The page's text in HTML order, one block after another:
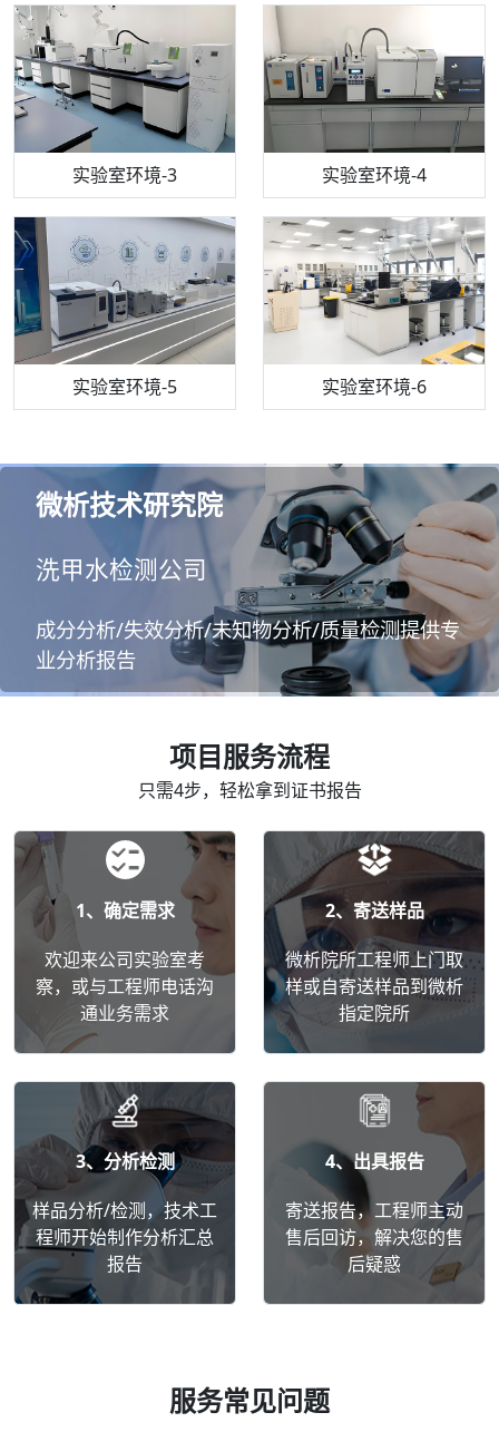
实验室环境-3 实验室环境-4
实验室环境-5 实验室环境-6
机构质检技术员-3 机构质检技术员-4
机构质检技术员-5 机构质检技术员-6
高效液相色谱仪 流式细胞仪
气相色谱仪 万能力学试验仪
微析技术研究院
洗甲水检测公司
成分分析/失效分析/未知物分析/质量检测提供专
业分析报告
项目服务流程
只需4步，轻松拿到证书报告
1、确定需求
欢迎来公司实验室考
察，或与工程师电话沟
通业务需求
2、寄送样品
微析院所工程师上门取
样或自寄送样品到微析
指定院所
3、分析检测
样品分析/检测，技术工
程师开始制作分析汇总
报告
4、出具报告
寄送报告，工程师主动
售后回访，解决您的售
后疑惑
服务常见问题